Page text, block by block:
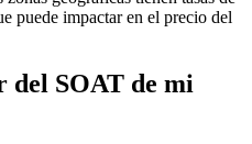
puede impactar en el precio del
del SOAT de mi